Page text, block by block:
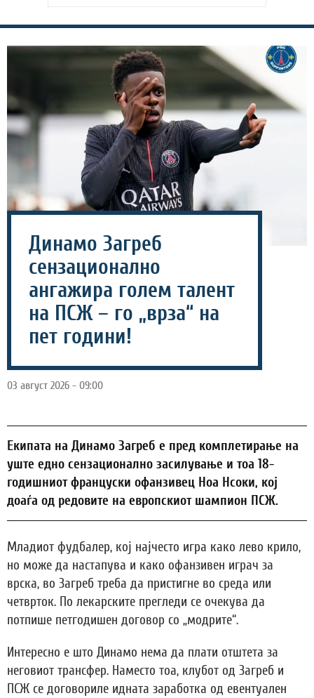
Динамо Загреб
сензационално
ангажира голем талент
на ПСЖ – го „врза“ на
пет години!
03 август 2026 - 09:00
Екипата на Динамо Загреб е пред комплетирање на
уште едно сензационално засилување и тоа 18-
годишниот француски офанзивец Ноа Нсоки, кој
доаѓа од редовите на европскиот шампион ПСЖ.
Младиот фудбалер, кој најчесто игра како лево крило,
но може да настапува и како офанзивен играч за
врска, во Загреб треба да пристигне во среда или
четврток. По лекарските прегледи се очекува да
потпише петгодишен договор со „модрите“.
Интересно е што Динамо нема да плати отштета за
неговиот трансфер. Наместо тоа, клубот од Загреб и
ПСЖ се договориле идната заработка од евентуален